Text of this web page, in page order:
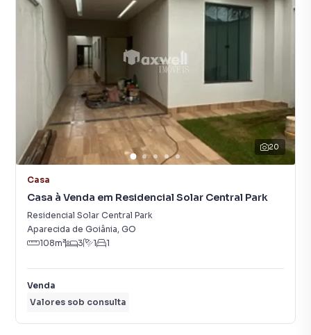
20
Casa
Casa à Venda em Residencial Solar Central Park
Residencial Solar Central Park
Aparecida de Goiânia, GO
108m² 3 1 1
Venda
Valores sob consulta